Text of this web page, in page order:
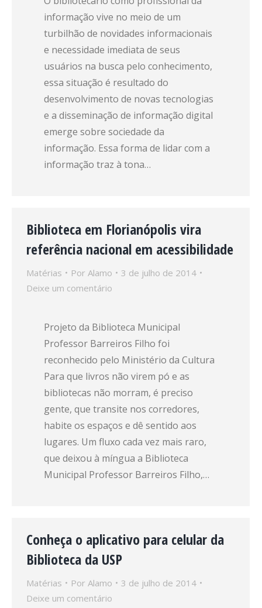
informação vive no meio de um
turbilhão de novidades informacionais
e necessidade imediata de seus
usuários na busca pelo conhecimento,
essa situação é resultado do
desenvolvimento de novas tecnologias
e a disseminação de informação digital
emerge sobre sociedade da
informação. Essa forma de lidar com a
informação traz à tona…
Biblioteca em Florianópolis vira
referência nacional em acessibilidade
Matérias Por Alamo
3 de julho de 2014
Deixe um comentário
Projeto da Biblioteca Municipal
Professor Barreiros Filho foi
reconhecido pelo Ministério da Cultura
Para que livros não vi­rem pó e as
bibliotecas não morram, é preciso
gente, que transite nos corredores,
habite os espaços e dê sentido aos
lugares. Um fluxo cada vez mais raro,
que deixou à míngua a Biblioteca
Municipal Professor Barreiros Filho,…
Conheça o aplicativo para celular da
Biblioteca da USP
Matérias Por Alamo
3 de julho de 2014
Deixe um comentário